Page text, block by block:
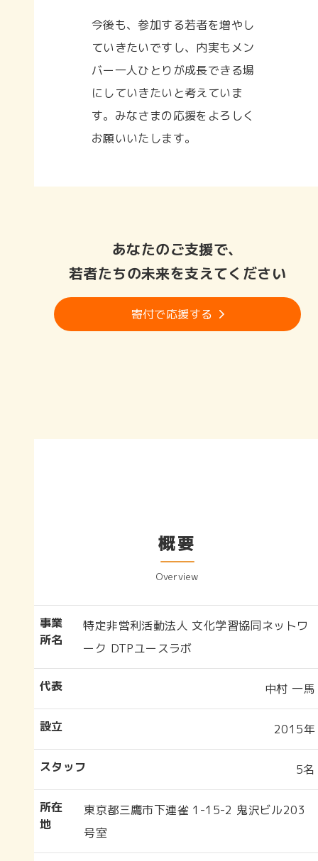
今後も、参加する若者を増やし
ていきたいですし、内実もメン
バー一人ひとりが成長できる場
にしていきたいと考えていま
す。みなさまの応援をよろしく
お願いいたします。
あなたのご支援で、
若者たちの未来を支えてください
寄付で応援する
概要
Overview
事業
所名
特定非営利活動法人 文化学習協同ネットワ
ーク DTPユースラボ
代表 中村 一馬
設立 2015年
スタッフ 5名
所在
地
東京都三鷹市下連雀 1-15-2 鬼沢ビル203
号室